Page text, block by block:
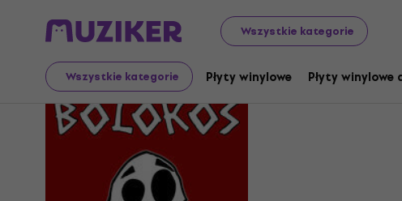
Wszystkie kategorie
Wszystkie kategorie Płyty winylowe Płyty
The Bolokos